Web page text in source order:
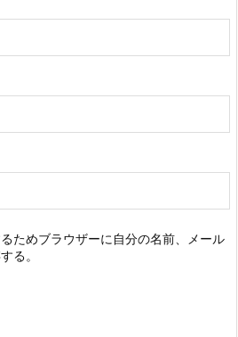
ためブラウザーに自分の名前、メール
る。